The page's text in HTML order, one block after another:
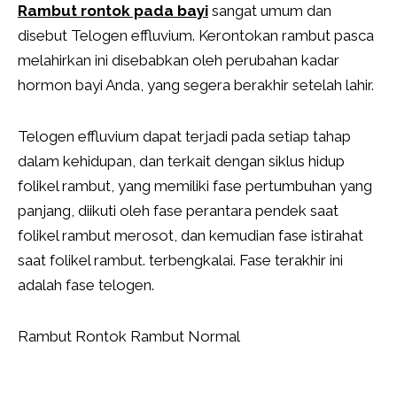
Rambut rontok pada bayi sangat umum dan
disebut Telogen effluvium. Kerontokan rambut pasca
melahirkan ini disebabkan oleh perubahan kadar
hormon bayi Anda, yang segera berakhir setelah lahir.
Telogen effluvium dapat terjadi pada setiap tahap
dalam kehidupan, dan terkait dengan siklus hidup
folikel rambut, yang memiliki fase pertumbuhan yang
panjang, diikuti oleh fase perantara pendek saat
folikel rambut merosot, dan kemudian fase istirahat
saat folikel rambut. terbengkalai. Fase terakhir ini
adalah fase telogen.
Rambut Rontok Rambut Normal